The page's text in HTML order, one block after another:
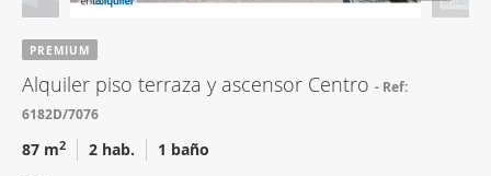
PREMIUM
Alquiler piso terraza y ascensor Centro
Ref:
6182D/7076
87 m2 2 hab.
1 baño